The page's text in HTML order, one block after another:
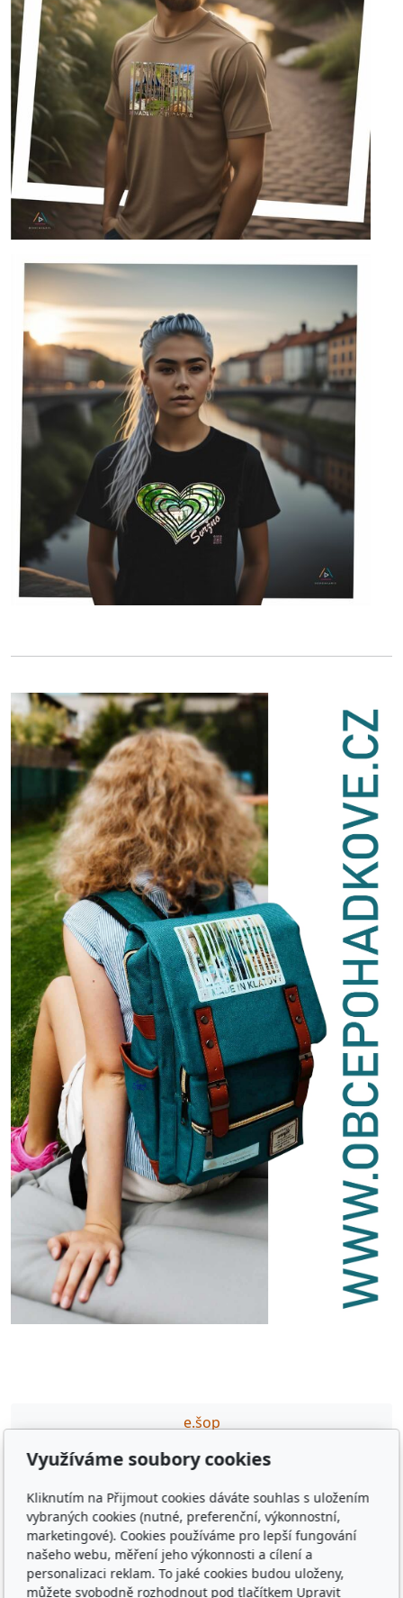
e.šop
tvoříme
partneři
podporujeme
ceník DTP,GFX prací
Využíváme soubory cookies
Kliknutím na Přijmout cookies dáváte souhlas s uložením
vybraných cookies (nutné, preferenční, výkonnostní,
marketingové). Cookies používáme pro lepší fungování
našeho webu, měření jeho výkonnosti a cílení a
personalizaci reklam. To jaké cookies budou uloženy,
můžete svobodně rozhodnout pod tlačítkem Upravit